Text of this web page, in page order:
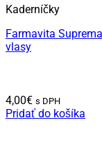
Kaderníčky
Farmavita
vlasy
4,00€ s DPH
Pridať do košíka